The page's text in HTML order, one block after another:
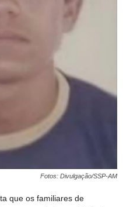
Fotos: Divulgação/SSP-AM
que os familiares de